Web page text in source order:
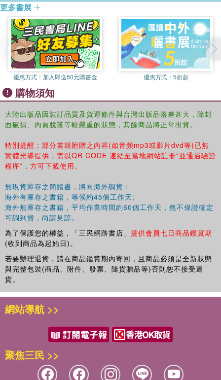
更多書展
優惠方式： 加入即送50元購書金 優惠方式： 5折起
購物須知
大陸出版品因裝訂品質及貨運條件與台灣出版品落差甚大，除封
面破損、內頁脫落等較嚴重的狀態，其餘商品將正常出貨。
特別提醒：部分書籍附贈之內容(如音頻mp3或影片dvd等)已無
實體光碟提供，需以QR CODE 連結至當地網站註冊“並通過驗證
程序”，方可下載使用。
無現貨庫存之簡體書，將向海外調貨：
海外有庫存之書籍，等候約45個工作天;
海外無庫存之書籍，平均作業時間約60個工作天，然不保證確定
可調到貨，尚請見諒。
為了保護您的權益，「三民網路書店」 提供會員七日商品鑑賞期
(收到商品為起始日)。
若要辦理退貨，請在商品鑑賞期內寄回，且商品必須是全新狀態
與完整包裝(商品、附件、發票、隨貨贈品等)否則恕不接受退
貨。
網站導航 >>
聚焦三民 >>